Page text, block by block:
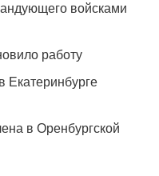
войсками
работу
Екатеринбурге
в Оренбургской